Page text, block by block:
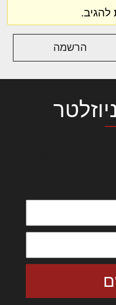
הרשמה